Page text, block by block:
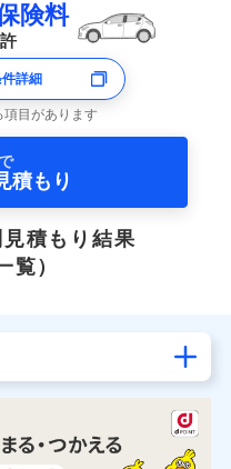
険料
詳細
項目があります
積もり
積もり結果
覧）